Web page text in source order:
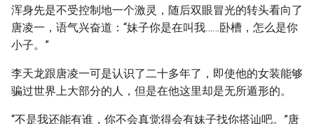
浑身先是不受控制地一个激灵，随后双眼冒光的转头看向了
唐凌一，语气兴奋道：“妹子你是在叫我……卧槽，怎么是你
小子。”
李天龙跟唐凌一可是认识了二十多年了，即使他的女装能够
骗过世界上大部分的人，但是在他这里却是无所遁形的。
“不是我还能有谁，你不会真觉得会有妹子找你搭讪吧。”唐